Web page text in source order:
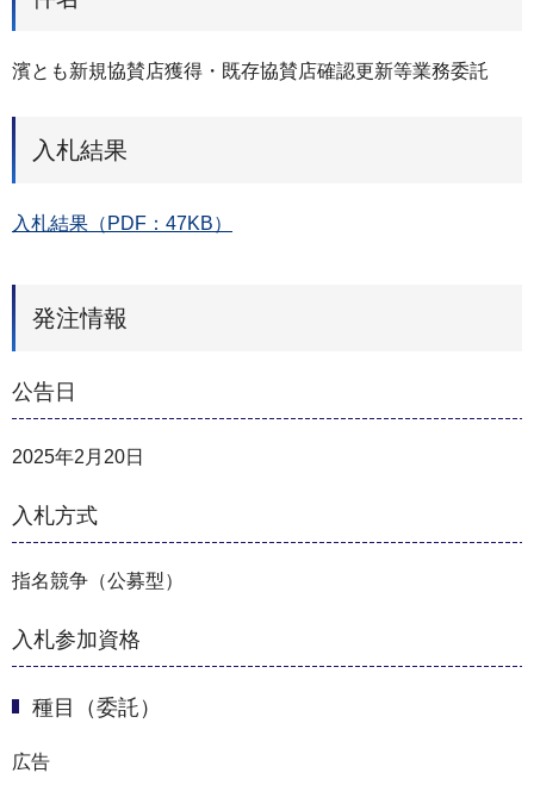
濱とも新規協賛店獲得・既存協賛店確認更新等業務委託
入札結果
入札結果（PDF：47KB）
発注情報
公告日
2025年2月20日
入札方式
指名競争（公募型）
入札参加資格
種目（委託）
広告